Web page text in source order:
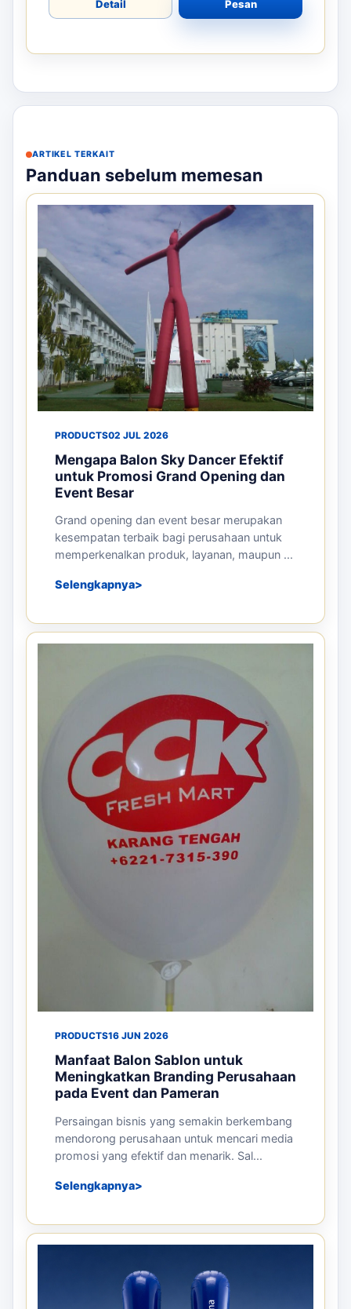
Detail Pesan
ARTIKEL TERKAIT
Panduan sebelum memesan
PRODUCTS02 JUL 2026
Mengapa Balon Sky Dancer Efektif
untuk Promosi Grand Opening dan
Event Besar
Grand opening dan event besar merupakan
kesempatan terbaik bagi perusahaan untuk
memperkenalkan produk, layanan, maupun ...
Selengkapnya
PRODUCTS16 JUN 2026
Manfaat Balon Sablon untuk
Meningkatkan Branding Perusahaan
pada Event dan Pameran
Persaingan bisnis yang semakin berkembang
mendorong perusahaan untuk mencari media
promosi yang efektif dan menarik. Sal...
Selengkapnya